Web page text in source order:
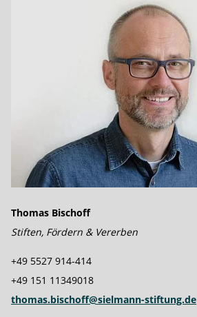
Thomas Bischoff
Stiften, Fördern & Vererben
+49 5527 914-414
+49 151 11349018
thomas.bischoff@sielmann-stiftung.de